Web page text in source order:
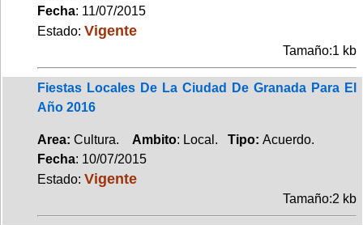
Fecha: 11/07/2015
Estado: Vigente
Tamaño:1 kb
Fiestas Locales De La Ciudad De Granada Para El
Año 2016
Area: Cultura. Ambito: Local. Tipo: Acuerdo.
Fecha: 10/07/2015
Estado: Vigente
Tamaño:2 kb